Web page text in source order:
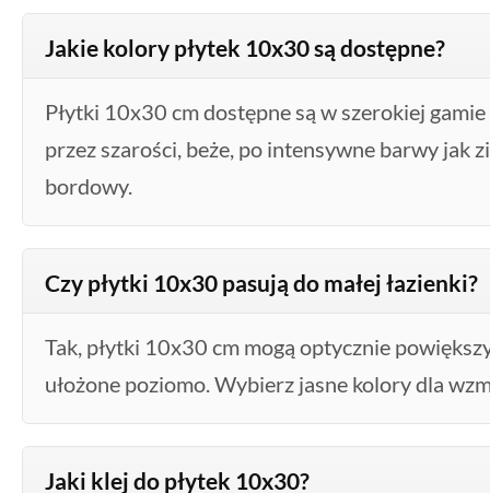
Jakie kolory płytek 10x30 są dostępne?
Płytki 10x30 cm dostępne są w szerokiej
przez szarości, beże, po intensywne barwy jak
bordowy.
Czy płytki 10x30 pasują do małej łazienki?
Tak, płytki 10x30 cm mogą optycznie
ułożone poziomo. Wybierz jasne kolory dla
Jaki klej do płytek 10x30?